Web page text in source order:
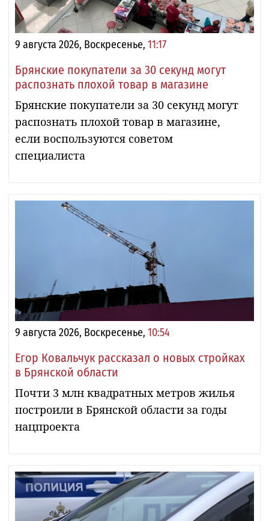
9 августа 2026, Воскресенье, 11:17
Брянские покупатели за 30 секунд могут
распознать плохой товар в магазине
Брянские покупатели за 30 секунд могут
распознать плохой товар в магазине,
если воспользуются советом
специалиста
9 августа 2026, Воскресенье, 10:54
Егор Ковальчук рассказал о новых стройках
в Брянской области
Почти 3 млн квадратных метров жилья
построили в Брянской области за годы
нацпроекта